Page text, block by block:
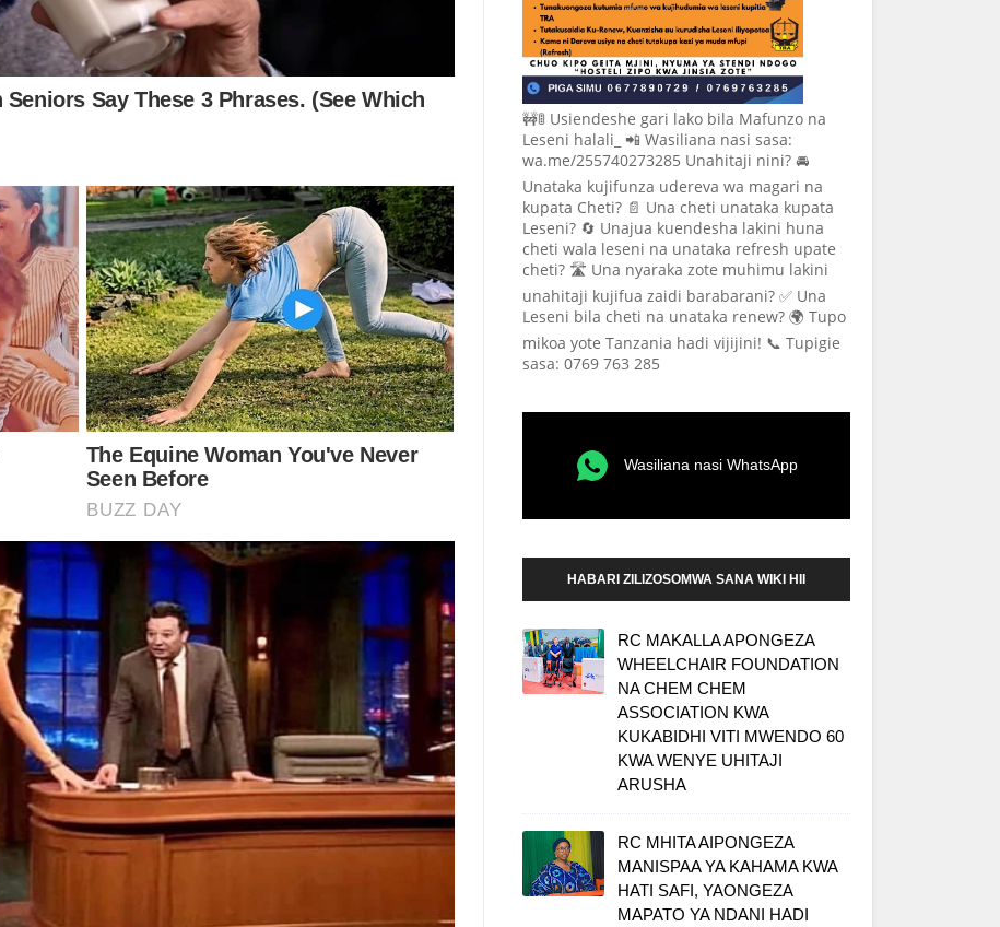
🚧🚦 Usiendeshe gari lako bila Mafunzo na
Leseni halali_ 📲 Wasiliana nasi sasa:
wa.me/255740273285 Unahitaji nini? 🚘
Unataka kujifunza udereva wa magari na
kupata Cheti? 📄 Una cheti unataka kupata
Leseni? 🔄 Unajua kuendesha lakini huna
cheti wala leseni na unataka refresh upate
cheti? 🛣️ Una nyaraka zote muhimu lakini
unahitaji kujifua zaidi barabarani? ✅ Una
Leseni bila cheti na unataka renew? 🌍 Tupo
mikoa yote Tanzania hadi vijijini! 📞 Tupigie
sasa: 0769 763 285
Wasiliana nasi WhatsApp
HABARI ZILIZOSOMWA SANA WIKI HII
RC MAKALLA APONGEZA
WHEELCHAIR FOUNDATION
NA CHEM CHEM
ASSOCIATION KWA
KUKABIDHI VITI MWENDO 60
KWA WENYE UHITAJI
ARUSHA
RC MHITA AIPONGEZA
MANISPAA YA KAHAMA KWA
HATI SAFI, YAONGEZA
MAPATO YA NDANI HADI